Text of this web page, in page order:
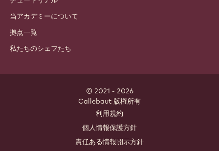
当アカデミーについて
拠点一覧
私たちのシェフたち
© 2021 - 2026
Callebaut 版権所有
利用規約
個人情報保護方針
責任ある情報開示方針